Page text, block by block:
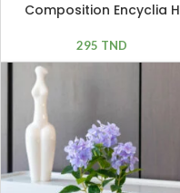
Composition Encyclia H
295 TND